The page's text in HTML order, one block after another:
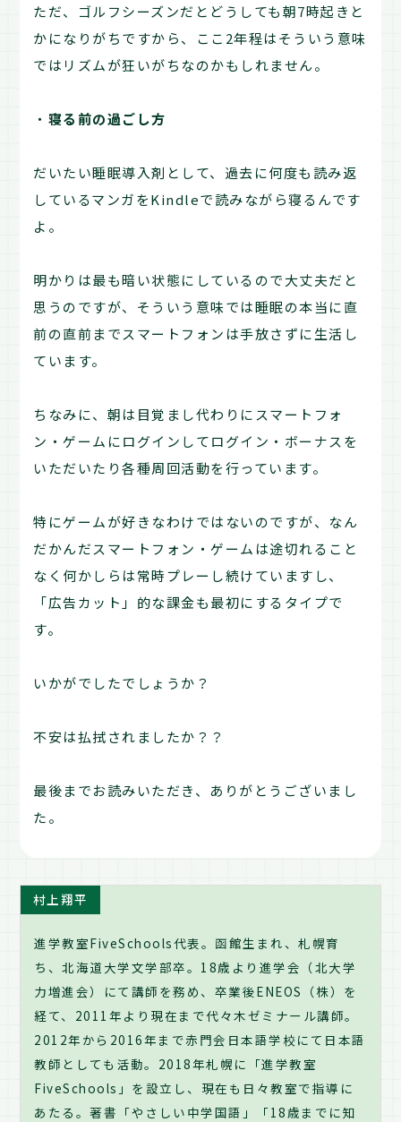
ただ、ゴルフシーズンだとどうしても朝7時起きと
かになりがちですから、ここ2年程はそういう意味
ではリズムが狂いがちなのかもしれません。
・ 寝る前の過ごし方
だいたい睡眠導入剤として、過去に何度も読み返
しているマンガをKindleで読みながら寝るんです
よ。
明かりは最も暗い状態にしているので大丈夫だと
思うのですが、そういう意味では睡眠の本当に直
前の直前までスマートフォンは手放さずに生活し
ています。
ちなみに、朝は目覚まし代わりにスマートフォ
ン・ゲームにログインしてログイン・ボーナスを
いただいたり各種周回活動を行っています。
特にゲームが好きなわけではないのですが、なん
だかんだスマートフォン・ゲームは途切れること
なく何かしらは常時プレーし続けていますし、
「広告カット」的な課金も最初にするタイプで
す。
いかがでしたでしょうか？
不安は払拭されましたか？？
最後までお読みいただき、ありがとうございまし
た。
村上翔平
進学教室FiveSchools代表。函館生まれ、札幌育
ち、北海道大学文学部卒。18歳より進学会（北大学
力増進会）にて講師を務め、卒業後ENEOS（株）を
経て、2011年より現在まで代々木ゼミナール講師。
2012年から2016年まで赤門会日本語学校にて日本語
教師としても活動。2018年札幌に「進学教室
FiveSchools」を設立し、現在も日々教室で指導に
あたる。著書「やさしい中学国語」「18歳までに知